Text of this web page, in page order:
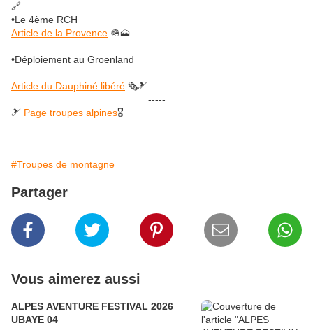
🔗
•Le 4ème RCH
Article de la Provence 🪖🗻
•Déploiement au Groenland
Article du Dauphiné libéré 🗞️🎿
-----
🎿 Page troupes alpines🎖️
#Troupes de montagne
Partager
Vous aimerez aussi
ALPES AVENTURE FESTIVAL 2026
UBAYE 04